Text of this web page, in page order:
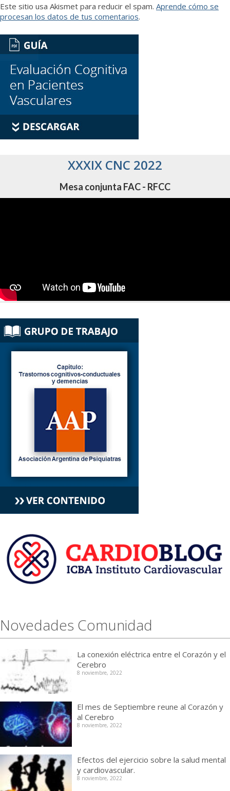
Este sitio usa Akismet para reducir el spam. Aprende cómo se
procesan los datos de tus comentarios.
XXXIX CNC 2022
Mesa conjunta FAC - RFCC
Novedades Comunidad
La conexión eléctrica entre el Corazón y el
Cerebro
8 noviembre, 2022
El mes de Septiembre reune al Corazón y
al Cerebro
8 noviembre, 2022
Efectos del ejercicio sobre la salud mental
y cardiovascular.
8 noviembre, 2022